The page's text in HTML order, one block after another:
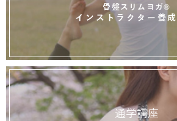
骨盤スリムヨガ®
インストラクター養
通学講座